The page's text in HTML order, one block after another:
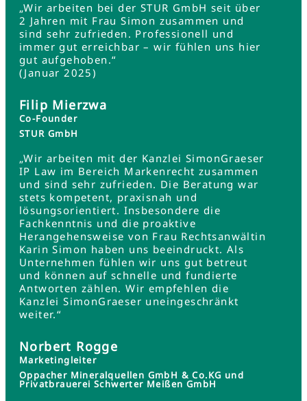
„Wir arbeiten bei der STUR GmbH seit über
2 Jahren mit Frau Simon zusammen und
sind sehr zufrieden. Professionell und
immer gut erreichbar – wir fühlen uns hier
gut aufgehoben.“
(Januar 2025)
Filip Mierzwa
Co-Founder
STUR GmbH
„Wir arbeiten mit der Kanzlei SimonGraeser
IP Law im Bereich Markenrecht zusammen
und sind sehr zufrieden. Die Beratung war
stets kompetent, praxisnah und
lösungsorientiert. Insbesondere die
Fachkenntnis und die proaktive
Herangehensweise von Frau Rechtsanwältin
Karin Simon haben uns beeindruckt. Als
Unternehmen fühlen wir uns gut betreut
und können auf schnelle und fundierte
Antworten zählen. Wir empfehlen die
Kanzlei SimonGraeser uneingeschränkt
weiter.“
Norbert Rogge
Marketingleiter
Oppacher Mineralquellen GmbH & Co.KG und
Privatbrauerei Schwerter Meißen GmbH